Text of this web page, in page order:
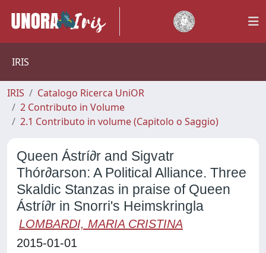
IRIS
IRIS
Catalogo Ricerca UniOR
2 Contributo in Volume
2.1 Contributo in volume (Capitolo o Saggio)
Queen Ástrí∂r and Sigvatr
Thór∂arson: A Political Alliance. Three
Skaldic Stanzas in praise of Queen
Ástrí∂r in Snorri's Heimskringla
LOMBARDI, MARIA CRISTINA
2015-01-01